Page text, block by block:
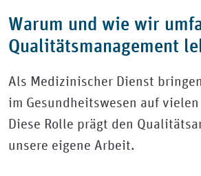
Warum und wie wir
Qualitätsmanagement
Als Medizinischer Dienst
im Gesundheitswesen auf
Diese Rolle prägt den
unsere eigene Arbeit.